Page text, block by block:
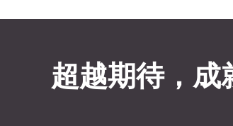
超越期待，成